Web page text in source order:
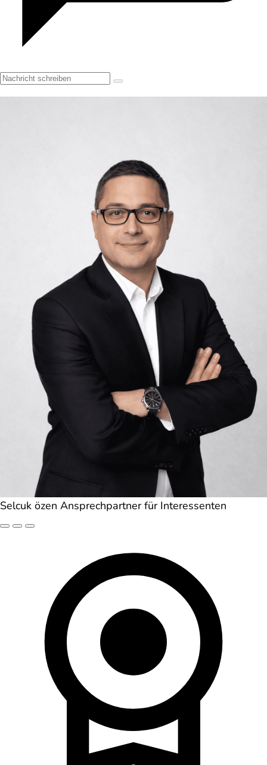
Selcuk özen Ansprechpartner für Interessenten